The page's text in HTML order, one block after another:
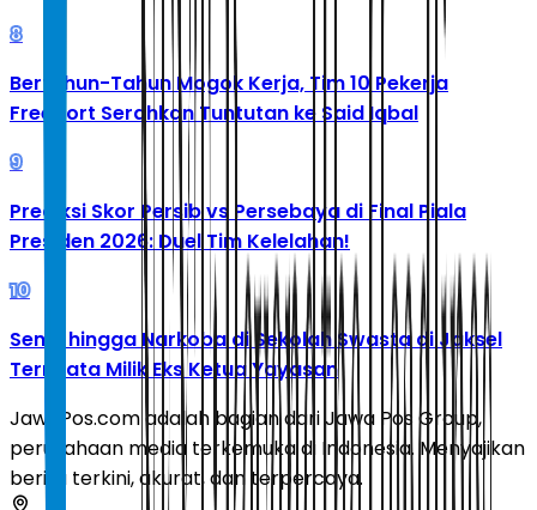
8
Bertahun-Tahun Mogok Kerja, Tim 10 Pekerja
Freeport Serahkan Tuntutan ke Said Iqbal
9
Prediksi Skor Persib vs Persebaya di Final Piala
Presiden 2026: Duel Tim Kelelahan!
10
Senpi hingga Narkoba di Sekolah Swasta di Jaksel
Ternyata Milik Eks Ketua Yayasan
JawaPos.com adalah bagian dari Jawa Pos Group,
perusahaan media terkemuka di Indonesia. Menyajikan
berita terkini, akurat, dan terpercaya.